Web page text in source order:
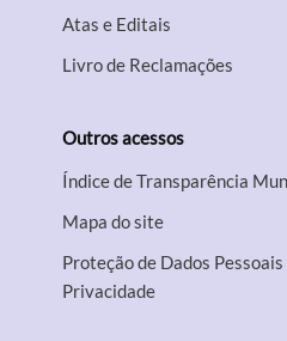
Atas e Editais
Livro de Reclamações
Outros acessos
Índice de Transparência
Mapa do site
Proteção de Dados
Privacidade